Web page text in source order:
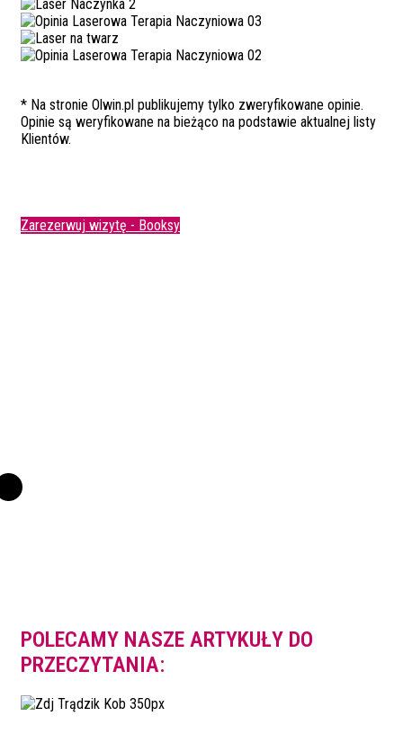
* Na stronie Olwin.pl publikujemy tylko zweryfikowane opinie.
Opinie są weryfikowane na bieżąco na podstawie aktualnej listy
Klientów.
Zarezerwuj wizytę - Booksy
POLECAMY NASZE ARTYKUŁY DO
PRZECZYTANIA: